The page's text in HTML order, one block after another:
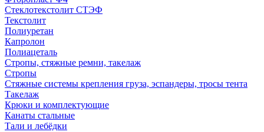
Стеклотекстолит СТЭФ
Текстолит
Полиуретан
Капролон
Полиацеталь
Стропы, стяжные ремни, такелаж
Стропы
Стяжные системы крепления груза, эспандеры, тросы тента
Такелаж
Крюки и комплектующие
Канаты стальные
Тали и лебёдки